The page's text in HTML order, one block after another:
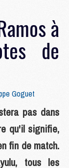
à
de
Goguet
pas dans
qu'il signifie,
fin de match.
tous les